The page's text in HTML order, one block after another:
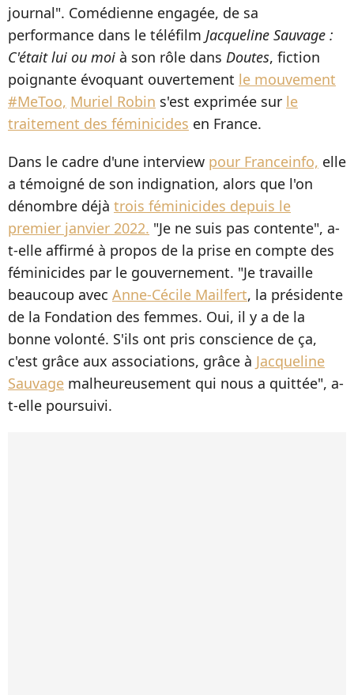
journal". Comédienne engagée, de sa
performance dans le téléfilm Jacqueline Sauvage :
C'était lui ou moi à son rôle dans Doutes, fiction
poignante évoquant ouvertement le mouvement
#MeToo, Muriel Robin s'est exprimée sur le
traitement des féminicides en France.
Dans le cadre d'une interview pour Franceinfo, elle
a témoigné de son indignation, alors que l'on
dénombre déjà trois féminicides depuis le
premier janvier 2022. "Je ne suis pas contente", a-
t-elle affirmé à propos de la prise en compte des
féminicides par le gouvernement. "Je travaille
beaucoup avec Anne-Cécile Mailfert, la présidente
de la Fondation des femmes. Oui, il y a de la
bonne volonté. S'ils ont pris conscience de ça,
c'est grâce aux associations, grâce à Jacqueline
Sauvage malheureusement qui nous a quittée", a-
t-elle poursuivi.